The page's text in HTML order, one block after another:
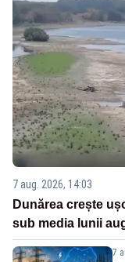
7 aug. 2026, 14:03
Dunărea crește
sub media lunii
7